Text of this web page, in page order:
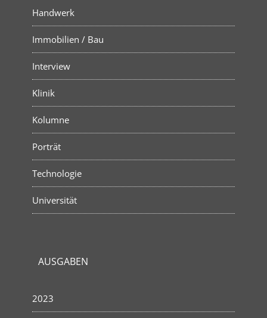
Handwerk
Immobilien / Bau
Interview
Klinik
Kolumne
Porträt
Technologie
Universität
AUSGABEN
2023